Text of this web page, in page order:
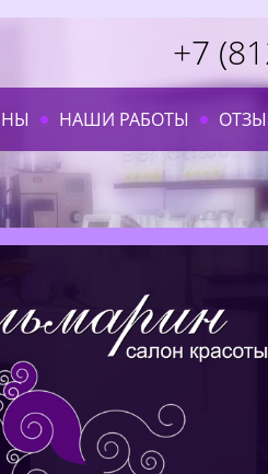
+7
НАШИ РАБОТЫ